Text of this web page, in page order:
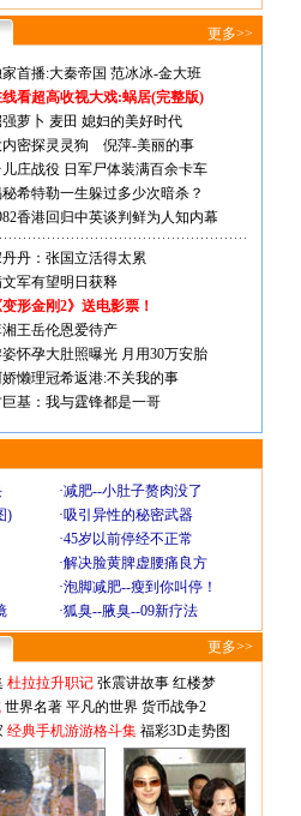
更多>>
首播:大秦帝国 范冰冰-金大班
看超高收视大戏:蜗居(完整版)
萝卜 麦田 媳妇的美好时代
密探灵灵狗
倪萍-美丽的事
儿庄战役 日军尸体装满百余卡车
希特勒一生躲过多少次暗杀？
香港回归中英谈判鲜为人知内幕
丹：张国立活得太累
军有望明日获释
变形金刚2》送电影票！
王岳伦恩爱待产
怀孕大肚照曝光 月用30万安胎
娇懒理冠希返港:不关我的事
基：我与霆锋都是一哥
·减肥--小肚子赘肉没了
) ·吸引异性的秘密武器
·45岁以前停经不正常
·解决脸黄脾虚腰痛良方
·泡脚减肥--瘦到你叫停！
·狐臭--腋臭--09新疗法
更多>>
杜拉拉升职记 张震讲故事 红楼梦
世界名著 平凡的世界 货币战争2
经典手机游游格斗集 福彩3D走势图